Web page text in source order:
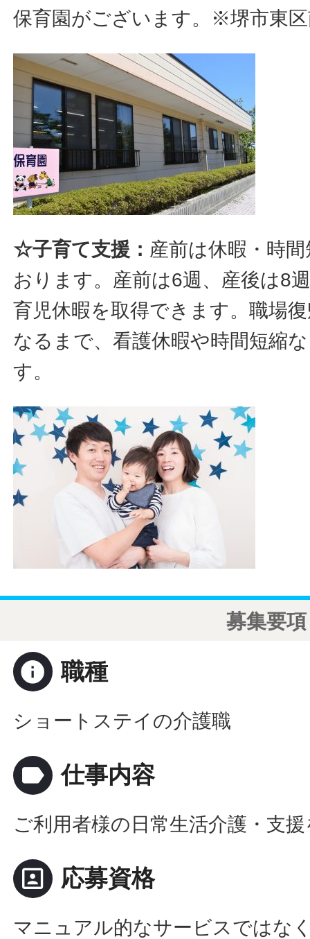
保育園がございます。※堺市東
☆子育て支援： 産前は休暇・時
おります。産前は6週、産後は8
育児休暇を取得できます。職場
なるまで、看護休暇や時間短縮
す。
募集要項
info 職種
ショートステイの介護職
label 仕事内容
ご利用者様の日常生活介護・支
portrait 応募資格
マニュアル的なサービスではな